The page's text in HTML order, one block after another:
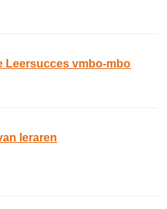
Leersucces vmbo-mbo
leraren